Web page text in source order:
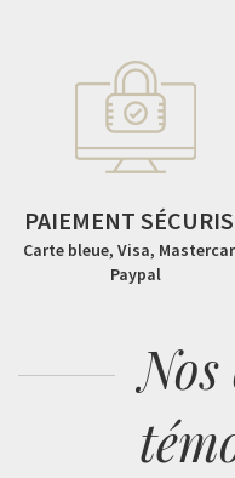
PAIEMENT
Carte bleue, Visa,
Paypal